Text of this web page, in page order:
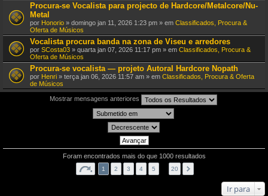
Procura-se Vocalista para projecto de Hardcore/Metalcore/Nu-
Metal
por Honorio » domingo jan 11, 2026 1:23 pm » em Classificados, Procura &
Oferta de Músicos
Vocalista procura banda na zona de Viseu e arredores
por SCosta03 » quarta jan 07, 2026 11:17 pm » em Classificados, Procura &
Oferta de Músicos
Procura-se vocalista — projeto Autoral Hardcore Nopath
por Henri » terça jan 06, 2026 11:57 am » em Classificados, Procura & Oferta
de Músicos
Mostrar mensagens anteriores
Foram encontrados mais do que 1000 resultados
1 2 3 4 5 20
Ir para